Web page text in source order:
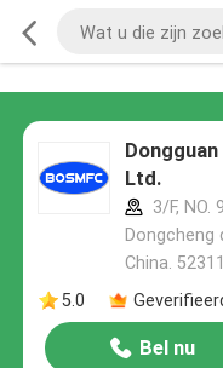
Ltd.
3/F, NO.
Dongcheng
China.
5.0
Bel nu